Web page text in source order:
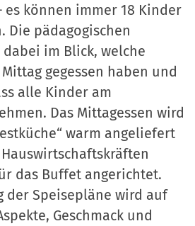
es können immer 18 Kinder
Die pädagogischen
im Blick, welche
gegessen haben und
alle Kinder am
Das Mittagessen wird
warm angeliefert
das Buffet angerichtet.
der Speisepläne wird auf
Geschmack und